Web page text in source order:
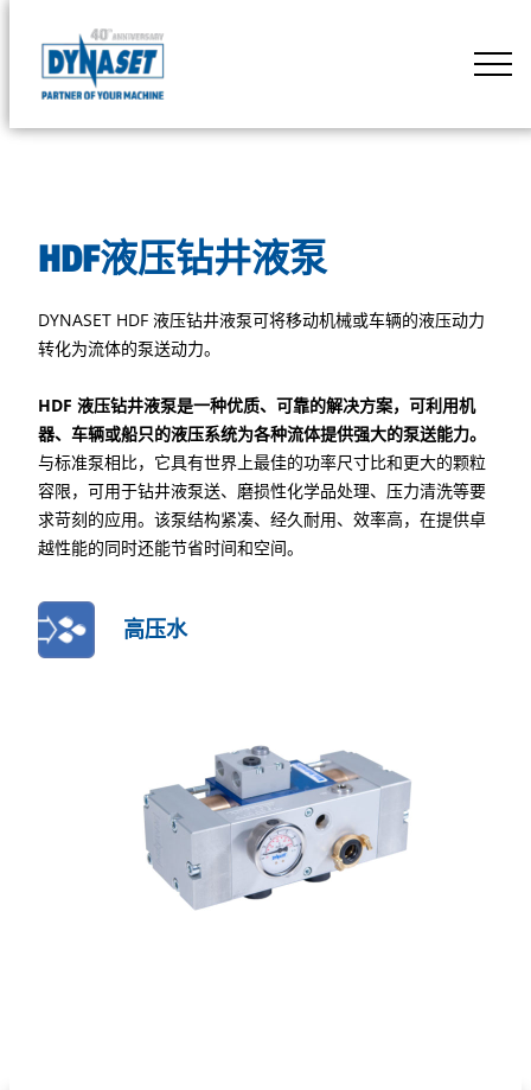
content
DYNASET
by
HDF液压钻井液泵
DYNASET HDF 液压钻井液泵可将移动机械或车辆的液压动力
转化为流体的泵送动力。
HDF 液压钻井液泵是一种优质、可靠的解决方案，可利用机
器、车辆或船只的液压系统为各种流体提供强大的泵送能力。
与标准泵相比，它具有世界上最佳的功率尺寸比和更大的颗粒
容限，可用于钻井液泵送、磨损性化学品处理、压力清洗等要
求苛刻的应用。该泵结构紧凑、经久耐用、效率高，在提供卓
越性能的同时还能节省时间和空间。
高压水